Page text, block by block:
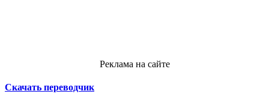
Реклама на сайте
Скачать переводчик